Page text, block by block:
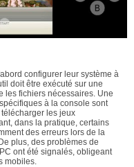
configurer leur système à
doit être exécuté sur une
les fichiers nécessaires. Une
à la console sont
les jeux
dans la pratique, certains
des erreurs lors de la
plus, des problèmes de
ont été signalés, obligeant
mobiles.